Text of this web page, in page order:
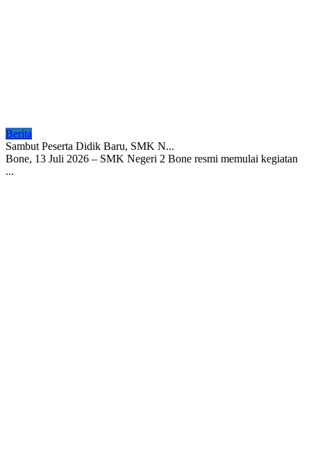
Berita
Sambut Peserta Didik Baru, SMK N...
Bone, 13 Juli 2026 – SMK Negeri 2 Bone resmi memulai kegiatan
...